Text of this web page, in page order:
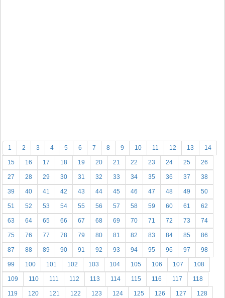
1 2 3 4 5 6 7 8 9 10 11 12 13 14
15 16 17 18 19 20 21 22 23 24 25 26
27 28 29 30 31 32 33 34 35 36 37 38
39 40 41 42 43 44 45 46 47 48 49 50
51 52 53 54 55 56 57 58 59 60 61 62
63 64 65 66 67 68 69 70 71 72 73 74
75 76 77 78 79 80 81 82 83 84 85 86
87 88 89 90 91 92 93 94 95 96 97 98
99 100 101 102 103 104 105 106 107 108
109 110 111 112 113 114 115 116 117 118
119 120 121 122 123 124 125 126 127 128